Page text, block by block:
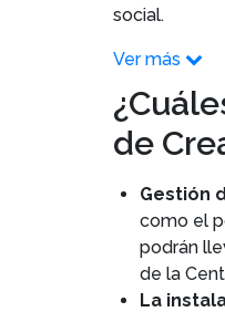
social.
Ver más
de
Gestión
como el
podrán
de la
La